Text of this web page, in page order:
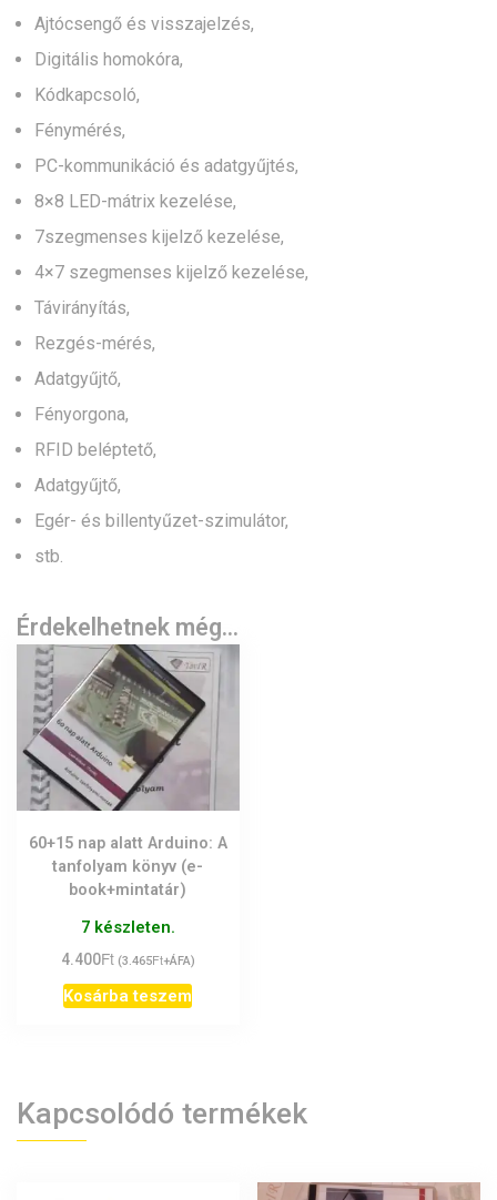
Ajtócsengő és visszajelzés,
Digitális homokóra,
Kódkapcsoló,
Fénymérés,
PC-kommunikáció és adatgyűjtés,
8×8 LED-mátrix kezelése,
7szegmenses kijelző kezelése,
4×7 szegmenses kijelző kezelése,
Távirányítás,
Rezgés-mérés,
Adatgyűjtő,
Fényorgona,
RFID beléptető,
Adatgyűjtő,
Egér- és billentyűzet-szimulátor,
stb.
Érdekelhetnek még…
60+15 nap alatt Arduino: A
tanfolyam könyv (e-
book+mintatár)
7 készleten.
4.400Ft (3.465Ft+ÁFA)
Kosárba teszem
Kapcsolódó termékek